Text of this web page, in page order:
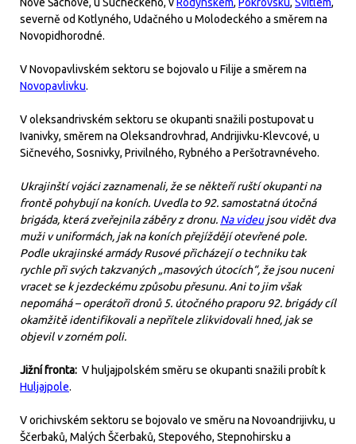
severně od Kotlyného, Udačného u Molodeckého a směrem na
Novopidhorodné.
V Novopavlivském sektoru se bojovalo u Filije a směrem na
Novopavlivku.
V oleksandrivském sektoru se okupanti snažili postupovat u
Ivanivky, směrem na Oleksandrovhrad, Andrijivku-Klevcové, u
Sičnevého, Sosnivky, Privilného, Rybného a Peršotravnéveho.
Ukrajinští vojáci zaznamenali, že se někteří ruští okupanti na
frontě pohybují na koních. Uvedla to 92. samostatná útočná
brigáda, která zveřejnila záběry z dronu. Na videujsou vidět dva
muži v uniformách, jak na koních přejíždějí otevřené pole.
Podle ukrajinské armády Rusové přicházejí o techniku tak
rychle při svých takzvaných „masových útocích“, že jsou nuceni
vracet se k jezdeckému způsobu přesunu. Ani to jim však
nepomáhá – operátoři dronů 5. útočného praporu 92. brigády cíl
okamžitě identifikovali a nepřítele zlikvidovali hned, jak se
objevil v zorném poli.
Jižní fronta: V huljajpolském směru se okupanti snažili probít k
Huljajpole.
V orichivském sektoru se bojovalo ve směru na Novoandrijivku, u
Ščerbaků, Malých Ščerbaků, Stepového, Stepnohirsku a